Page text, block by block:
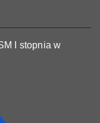
I stopnia w